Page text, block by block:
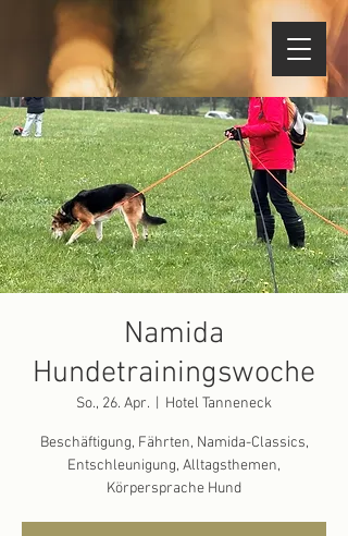
Namida
Hundetrainingswoche
So., 26. Apr. Hotel Tanneneck
Beschäftigung, Fährten, Namida-Classics,
Entschleunigung, Alltagsthemen,
Körpersprache Hund